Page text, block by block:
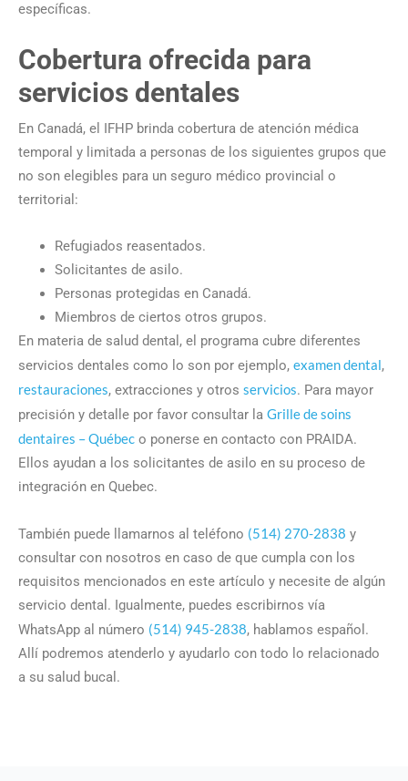
específicas.
Cobertura ofrecida para
servicios dentales
En Canadá, el IFHP brinda cobertura de atención médica
temporal y limitada a personas de los siguientes grupos que
no son elegibles para un seguro médico provincial o
territorial:
Refugiados reasentados.
Solicitantes de asilo.
Personas protegidas en Canadá.
Miembros de ciertos otros grupos.
En materia de salud dental, el programa cubre diferentes
servicios dentales como lo son por ejemplo, examen dental,
restauraciones, extracciones y otros servicios. Para mayor
precisión y detalle por favor consultar la Grille de soins
dentaires – Québec o ponerse en contacto con PRAIDA.
Ellos ayudan a los solicitantes de asilo en su proceso de
integración en Quebec.
También puede llamarnos al teléfono (514) 270-2838 y
consultar con nosotros en caso de que cumpla con los
requisitos mencionados en este artículo y necesite de algún
servicio dental. Igualmente, puedes escribirnos vía
WhatsApp al número (514) 945-2838, hablamos español.
Allí podremos atenderlo y ayudarlo con todo lo relacionado
a su salud bucal.